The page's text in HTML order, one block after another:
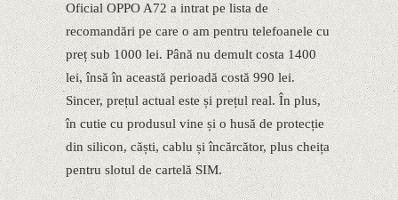
Oficial OPPO A72 a intrat pe lista de
recomandări pe care o am pentru telefoanele cu
preț sub 1000 lei. Până nu demult costa 1400
lei, însă în această perioadă costă 990 lei.
Sincer, prețul actual este și prețul real. În plus,
în cutie cu produsul vine și o husă de protecție
din silicon, căști, cablu și încărcător, plus cheița
pentru slotul de cartelă SIM.